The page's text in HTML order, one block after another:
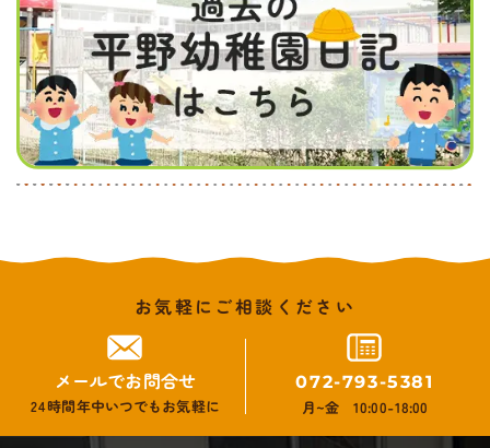
お気軽にご相談ください
メールでお問合せ
24時間年中いつでもお気軽に
072-793-5381
月~金 10:00-18:00